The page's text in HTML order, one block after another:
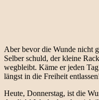
Aber bevor die Wunde nicht
Selber schuld, der kleine
wegbleibt. Käme er jeden
längst in die Freiheit
Heute, Donnerstag, ist die